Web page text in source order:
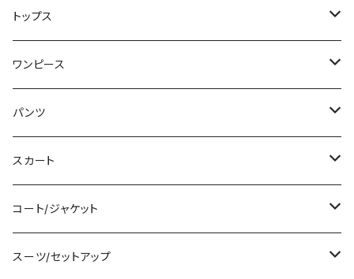
トップス
Tシャツ/カットソー
タンクトップ/キャミソール
シャツ/ブラウス
ベアトップ/チューブトップ
カーディガン/ボレロ
ワンピース
ミニ/ショート
ミディアム/ミモレ
ロング/マキシ
袖付き
パンツ
ショート丈
クロップド丈
ロング丈
スカート
ミニ/ショート
ミディアム/ミモレ
コート/ジャケット
コート
スーツ/セットアップ